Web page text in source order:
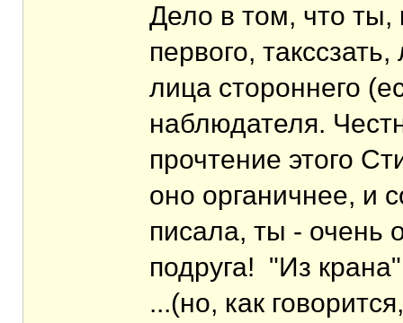
Дело в том, что ты,
первого,
лица стороннего
наблюдателя.
прочтение этого
оно органичнее, и
писала, ты - очень
подруга! "Из
...(но, как